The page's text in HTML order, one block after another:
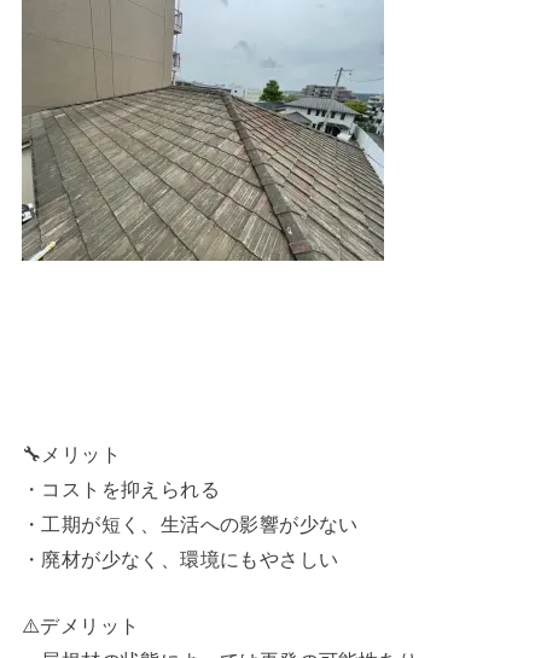
🔧メリット
・コストを抑えられる
・工期が短く、生活への影響が少ない
・廃材が少なく、環境にもやさしい
⚠️デメリット